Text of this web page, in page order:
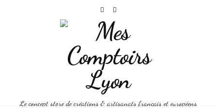
Le concept store de créations & artisanats français et européens